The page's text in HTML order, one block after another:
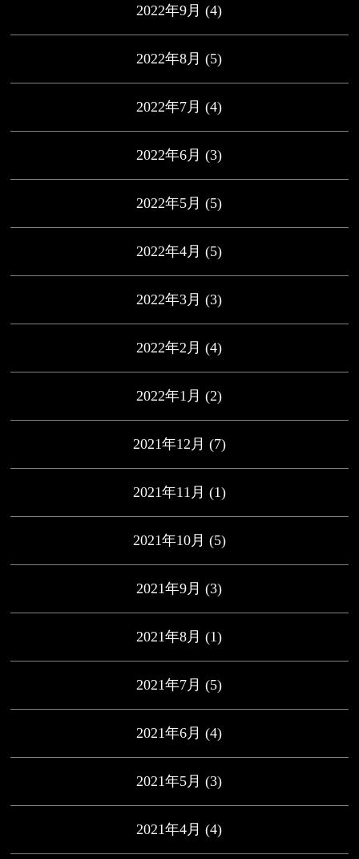
2022年9月 (4)
2022年8月 (5)
2022年7月 (4)
2022年6月 (3)
2022年5月 (5)
2022年4月 (5)
2022年3月 (3)
2022年2月 (4)
2022年1月 (2)
2021年12月 (7)
2021年11月 (1)
2021年10月 (5)
2021年9月 (3)
2021年8月 (1)
2021年7月 (5)
2021年6月 (4)
2021年5月 (3)
2021年4月 (4)